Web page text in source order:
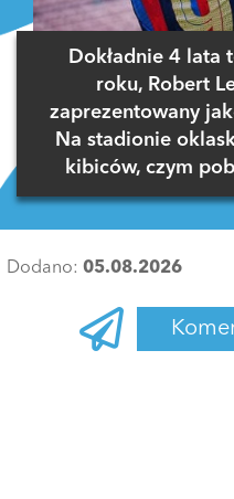
Dokładnie 4 lata
roku, Robert
zaprezentowany
Na stadionie
kibiców, czym
Dodano: 05.08.2026